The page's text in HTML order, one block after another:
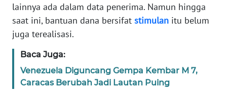
lainnya ada dalam data penerima. Namun hingga
saat ini, bantuan dana bersifat stimulan itu belum
juga terealisasi.
Baca Juga:
Venezuela Diguncang Gempa Kembar M 7,
Caracas Berubah Jadi Lautan Puing
WN
SULTENG
WN
WN